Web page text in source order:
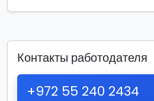
Контакты работодателя
+972 55 240 2434